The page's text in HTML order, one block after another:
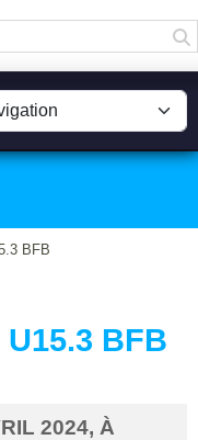
BFB
U15.3 BFB
2024, À